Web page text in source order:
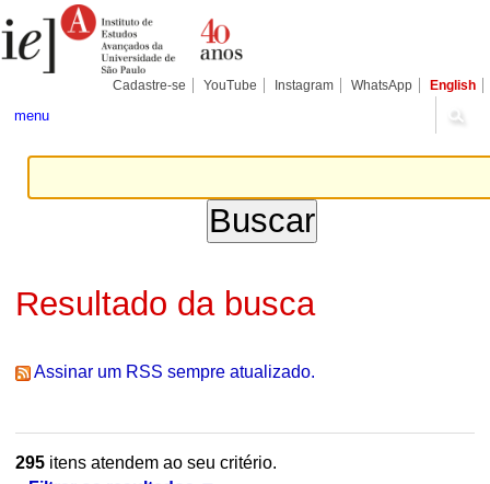
para
conteúdo.
Pessoais
Cadastre-se YouTube Instagram WhatsApp English
menu
Resultado da busca
Assinar um RSS sempre atualizado.
295itens atendem ao seu critério.